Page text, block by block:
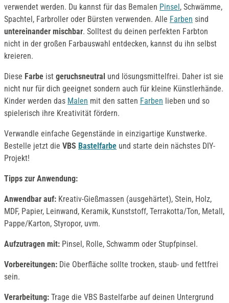
verwendet werden. Du kannst für das Bemalen Pinsel, Schwämme,
Spachtel, Farbroller oder Bürsten verwenden. Alle Farben sind
untereinander mischbar. Solltest du deinen perfekten Farbton
nicht in der großen Farbauswahl entdecken, kannst du ihn selbst
kreieren.
Diese Farbe ist geruchsneutral und lösungsmittelfrei. Daher ist sie
nicht nur für dich geeignet sondern auch für kleine Künstlerhände.
Kinder werden das Malen mit den satten Farben lieben und so
spielerisch ihre Kreativität fördern.
Verwandle einfache Gegenstände in einzigartige Kunstwerke.
Bestelle jetzt die VBS Bastelfarbe und starte dein nächstes DIY-
Projekt!
Tipps zur Anwendung:
Anwendbar auf: Kreativ-Gießmassen (ausgehärtet), Stein, Holz,
MDF, Papier, Leinwand, Keramik, Kunststoff, Terrakotta/Ton, Metall,
Pappe/Karton, Styropor, uvm.
Aufzutragen mit: Pinsel, Rolle, Schwamm oder Stupfpinsel.
Vorbereitungen: Die Oberfläche sollte trocken, staub- und fettfrei
sein.
Verarbeitung: Trage die VBS Bastelfarbe auf deinen Untergrund